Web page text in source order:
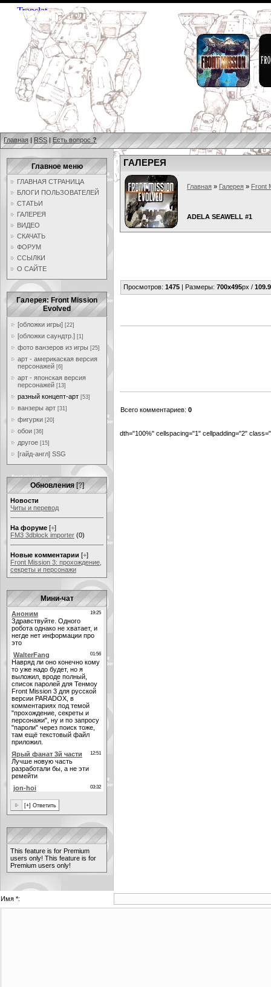
Главная | RSS | Есть вопрос ?
Главное меню
ГЛАВНАЯ СТРАНИЦА
БЛОГИ ПОЛЬЗОВАТЕЛЕЙ
СТАТЬИ
ГАЛЕРЕЯ
ВИДЕО
СКАЧАТЬ
ФОРУМ
ССЫЛКИ
О САЙТЕ
Галерея: Front Mission
Evolved
[обложки игры] [22]
[обложки саундтр.] [1]
фото ванзеров из игры [25]
арт - америкаская версия
персонажей [6]
арт - японская версия
персонажей [13]
разный концепт-арт [53]
ванзеры арт [31]
фигурки [20]
обои [36]
другое [15]
[гайд-англ] SSG
Обновления [?]
Новости
Читы и перевод
На форуме [+]
FM3 3dblock importer (0)
Новые комментарии [+]
Front Mission 3: прохождение,
секреты и персонажи
Мини-чат
This feature is for Premium
users only! This feature is for
Premium users only!
ГАЛЕРЕЯ
Главная » Галерея » Front
ADELA SEAWELL #1
Просмотров: 1475 | Размеры: 700x495px / 109.9
Всего комментариев: 0
dth="100%" cellspacing="1" cellpadding="2"
Имя *: